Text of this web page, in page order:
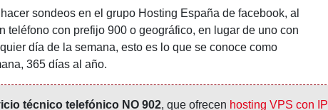
sondeos en el grupo Hosting España de facebook, al
teléfono con prefijo 900 o geográfico, en lugar de uno con
día de la semana, esto es lo que se conoce como
365 días al año.
técnico telefónico NO 902, que ofrecen hosting VPS con IP